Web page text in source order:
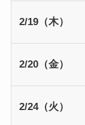
2/19（木）
2/20（金）
2/24（火）